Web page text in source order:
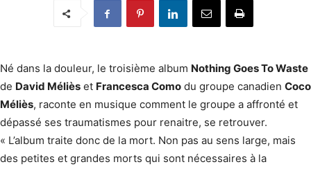
Né dans la douleur, le troisième album Nothing Goes To Waste
de David Méliès et Francesca Como du groupe canadien Coco
Méliès, raconte en musique comment le groupe a affronté et
dépassé ses traumatismes pour renaitre, se retrouver.
« L’album traite donc de la mort. Non pas au sens large, mais
des petites et grandes morts qui sont nécessaires à la